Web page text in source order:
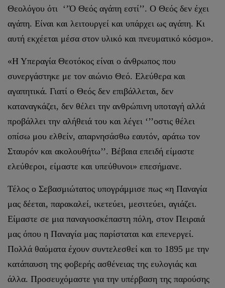
Θεολόγου ότι ‘’Ὁ Θεός αγάπη εστί’’. Ο Θεός δεν έχει
αγάπη. Είναι και λειτουργεί και υπάρχει ως αγάπη. Κι
αυτή εκχέεται μέσα στον υλικό και πνευματικό κόσμο».
«Η Υπεραγία Θεοτόκος είναι ο άνθρωπος που
συνεργάστηκε με τον αιώνιο Θεό. Ελεύθερα και
αγαπητικά. Γιατί ο Θεός δεν επιβάλλεται, δεν
καταναγκάζει, δεν θέλει την ανθρώπινη υποταγή αλλά
προβάλλει την αλήθειά του και λέγει ‘’’οστις θέλει
οπίσω μου ελθείν, απαρνησάσθω εαυτόν, αράτω τον
Σταυρόν και ακολουθήτω’’. Βέβαια επειδή είμαστε
ελεύθεροι, είμαστε και υπεύθυνοι» επεσήμανε.
Τέλος ο Σεβασμιώτατος υπογράμμισε πως «η Παναγία
μας δέεται, παρακαλεί, ικετεύει, μεσιτεύει, αγιάζει.
Είμαστε σε μια παναγιοσκέπαστη πόλη, στον Πειραιά
μας όπου η Παναγία μας παρίσταται και επενεργεί.
Πολλά θαύματα έχουν συντελεσθεί και το 1895 με την
κατάπαυση της φοβερής ασθένειας της ευλογιάς και
άλλα. Προσευχόμαστε για την υπέρβαση της παρούσης